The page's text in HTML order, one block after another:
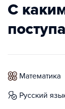
С
математика
русский